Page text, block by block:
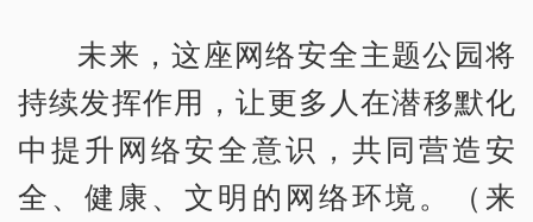
未来，这座网络安全主题公园将
持续发挥作用，让更多人在潜移默化
中提升网络安全意识，共同营造安
全、健康、文明的网络环境。（来